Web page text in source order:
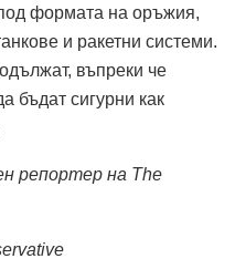
формата на оръжия,
и ракетни системи.
въпреки че
бъдат сигурни как
репортер на The